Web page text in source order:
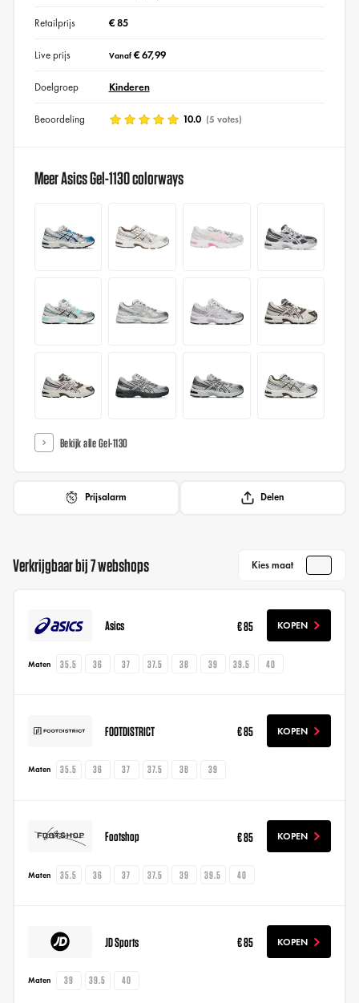
Retailprijs € 85
Live prijs Vanaf€ 67,99
Doelgroep Kinderen
Beoordeling 10.0 (5 votes)
Meer Asics Gel-1130 colorways
Bekijk alle Gel-1130
Prijsalarm Delen
Verkrijgbaar bij 7 webshops Kies maat
Asics € 85 KOPEN
Maten 35.5 36 37 37.5 38 39 39.5 40
FOOTDISTRICT € 85 KOPEN
Maten 35.5 36 37 37.5 38 39
Footshop € 85 KOPEN
Maten 35.5 36 37 37.5 39 39.5 40
JD Sports € 85 KOPEN
Maten 39 39.5 40